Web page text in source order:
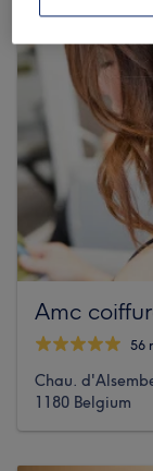
Amc
56
Chau.
1180 Belgium